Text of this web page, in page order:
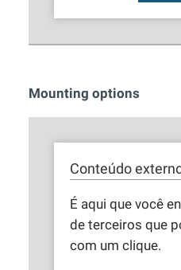
Mounting options
Conteúdo
É aqui que você
de terceiros que
com um clique.